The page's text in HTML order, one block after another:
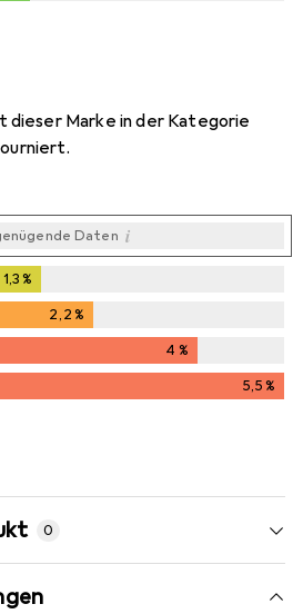
dieser Marke in der Kategorie
Daten i
1,3%
2,2%
4 %
5,5%
0